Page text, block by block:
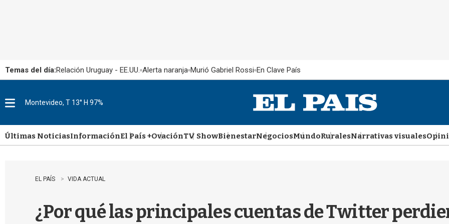
Temas del día:Relación Uruguay - EE.UU. Alerta naranja Murió Gabriel Rossi En Clave País
u
Montevideo, T 13° H 97%
Últimas NoticiasInformaciónEl País +OvaciónTV ShowBienestarNegociosMundoRuralesNarrativas visuales
EL PAÍS VIDA ACTUAL
¿Por qué las principales cuentas de Twitter